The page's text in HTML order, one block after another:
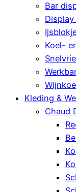
Bar
Koel-
Kleding &
Chaud